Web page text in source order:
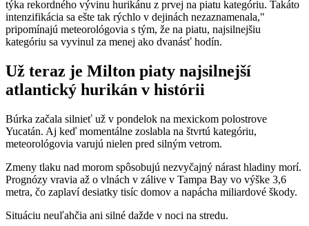
týka rekordného vývinu hurikánu z prvej na piatu kategóriu. Takáto
intenzifikácia sa ešte tak rýchlo v dejinách nezaznamenala,"
pripomínajú meteorológovia s tým, že na piatu, najsilnejšiu
kategóriu sa vyvinul za menej ako dvanásť hodín.
Už teraz je Milton piaty najsilnejší
atlantický hurikán v histórii
Búrka začala silnieť už v pondelok na mexickom polostrove
Yucatán. Aj keď momentálne zoslabla na štvrtú kategóriu,
meteorológovia varujú nielen pred silným vetrom.
Zmeny tlaku nad morom spôsobujú nezvyčajný nárast hladiny morí.
Prognózy vravia až o vlnách v zálive v Tampa Bay vo výške 3,6
metra, čo zaplaví desiatky tisíc domov a napácha miliardové škody.
Situáciu neuľahčia ani silné dažde v noci na stredu.